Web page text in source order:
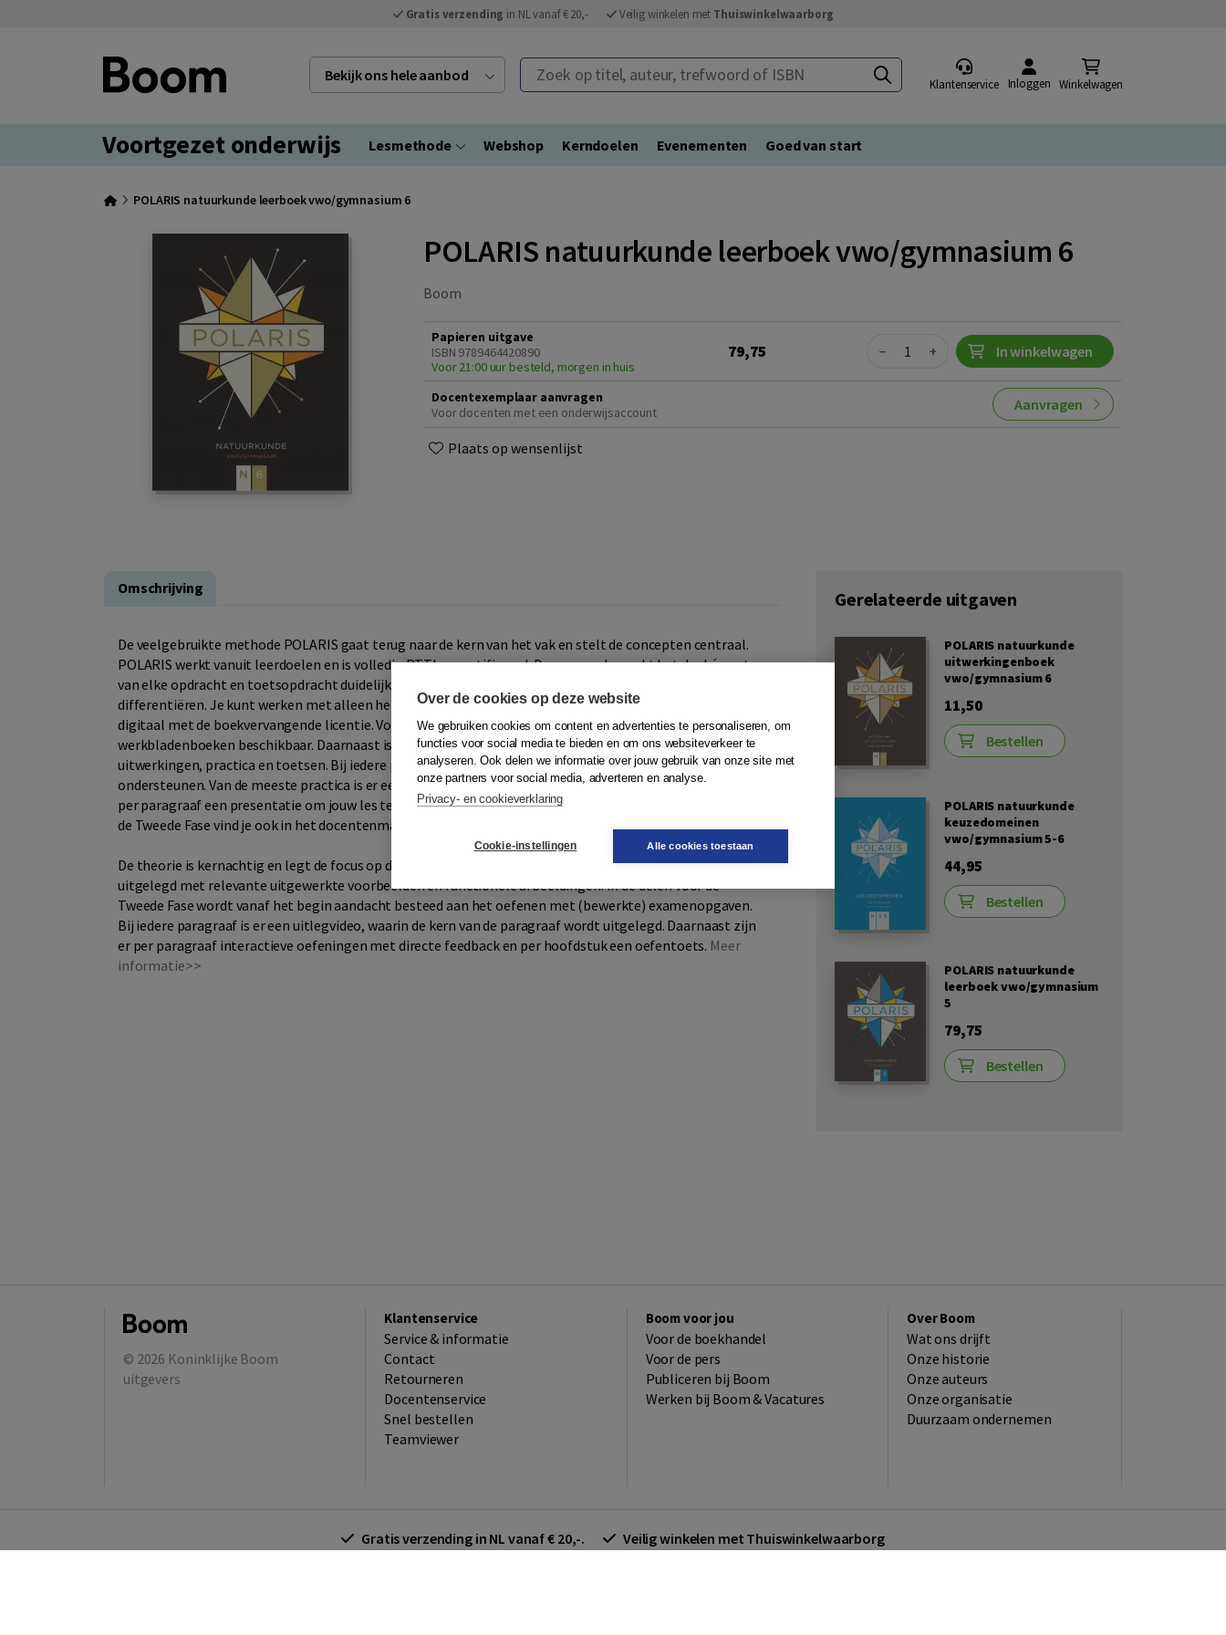
Gratis verzending in NL vanaf € 20,- Veilig winkelen met Thuiswinkelwaarborg
Bekijk ons hele aanbod Zoek op titel, auteur, trefwoord of ISBN
Klantenservice Inloggen Winkelwagen
Voortgezet onderwijs Lesmethode Webshop Kerndoelen Evenementen Goed van start
POLARIS natuurkunde leerboek vwo/gymnasium 6
POLARIS natuurkunde leerboek vwo/gymnasium 6
Boom
Papieren uitgave
ISBN 9789464420890
Voor 21:00 uur besteld, morgen in huis
79,75 Quantity
− + In winkelwagen
Docentexemplaar aanvragen
Voor docenten met een onderwijsaccount
Aanvragen
Plaats op wensenlijst
Omschrijving
De veelgebruikte methode POLARIS gaat terug naar de kern van het vak en stelt de concepten centraal.
POLARIS werkt vanuit leerdoelen en is volledig RTTI-gecertificeerd. Deze aanpak maakt het doel én nut
van elke opdracht en toetsopdracht duidelijk voor leerling en docent. Bovendien kun je hiermee eenvoudig
differentiëren. Je kunt werken met alleen het boek, met het boek en de aanvullende licentie of volledig
digitaal met de boekvervangende licentie. Voor leerjaar 1-2 en 3 zijn er losse practicum-
werkbladenboeken beschikbaar. Daarnaast is er gratis online docentenmateriaal beschikbaar met
uitwerkingen, practica en toetsen. Bij iedere paragraaf horen één of twee practica die het leerdoel
ondersteunen. Van de meeste practica is er een inductieve en een deductieve variant. Ook biedt POLARIS
per paragraaf een presentatie om jouw les te verrijken. De hoofdstukken van de SE-keuzedomeinen voor
de Tweede Fase vind je ook in het docentenmateriaal.
De theorie is kernachtig en legt de focus op de natuurkundige concepten, die compact en helder worden
uitgelegd met relevante uitgewerkte voorbeelden en functionele afbeeldingen. In de delen voor de
Tweede Fase wordt vanaf het begin aandacht besteed aan het oefenen met (bewerkte) examenopgaven.
Bij iedere paragraaf is er een uitlegvideo, waarin de kern van de paragraaf wordt uitgelegd. Daarnaast zijn
er per paragraaf interactieve oefeningen met directe feedback en per hoofdstuk een oefentoets. Meer
informatie>>
Gerelateerde uitgaven
POLARIS natuurkunde
uitwerkingenboek
vwo/gymnasium 6
11,50
Bestellen
POLARIS natuurkunde
keuzedomeinen
vwo/gymnasium 5-6
44,95
Bestellen
POLARIS natuurkunde
leerboek vwo/gymnasium
5
79,75
Bestellen
© 2026 Koninklijke Boom
uitgevers
Klantenservice
Service & informatie
Contact
Retourneren
Docentenservice
Snel bestellen
Teamviewer
Boom voor jou
Voor de boekhandel
Voor de pers
Publiceren bij Boom
Werken bij Boom & Vacatures
Over Boom
Wat ons drijft
Onze historie
Onze auteurs
Onze organisatie
Duurzaam ondernemen
Gratis verzending in NL vanaf € 20,-. Veilig winkelen met Thuiswinkelwaarborg
Over de cookies op deze website
We gebruiken cookies om content en advertenties te personaliseren, om
functies voor social media te bieden en om ons websiteverkeer te
analyseren. Ook delen we informatie over jouw gebruik van onze site met
onze partners voor social media, adverteren en analyse.
Privacy- en cookieverklaring
Cookie-instellingen Alle cookies toestaan